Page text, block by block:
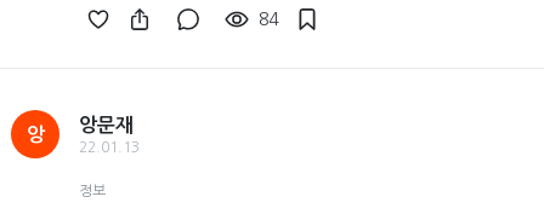
84
앙
앙문재
22.01.13
정보